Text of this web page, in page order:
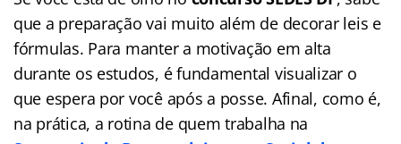
que a preparação vai muito além de decorar leis e
fórmulas. Para manter a motivação em alta
durante os estudos, é fundamental visualizar o
que espera por você após a posse. Afinal, como é,
na prática, a rotina de quem trabalha na